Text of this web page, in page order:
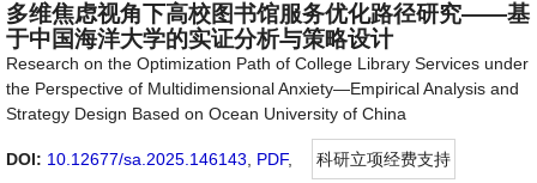
多维焦虑视角下高校图书馆服务优化路径研究——基
于中国海洋大学的实证分析与策略设计
Research on the Optimization Path of College Library Services under
the Perspective of Multidimensional Anxiety—Empirical Analysis and
Strategy Design Based on Ocean University of China
DOI: 10.12677/sa.2025.146143 PDF,
科研立项经费支持